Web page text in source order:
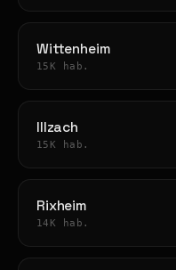
Wittenheim
15K hab.
Illzach
15K hab.
Rixheim
14K hab.